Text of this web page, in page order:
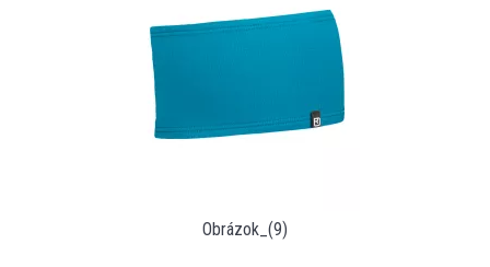
Obrázok_(9)